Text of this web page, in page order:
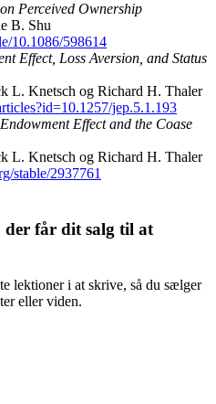
Perceived Ownership
B. Shu
10.1086/598614
Effect, Loss Aversion, and Status
L. Knetsch og Richard H. Thaler
jep.5.1.193
Effect and the Coase
L. Knetsch og Richard H. Thaler
stable/2937761
der får dit salg til at
lektioner i at skrive, så du sælger
eller viden.